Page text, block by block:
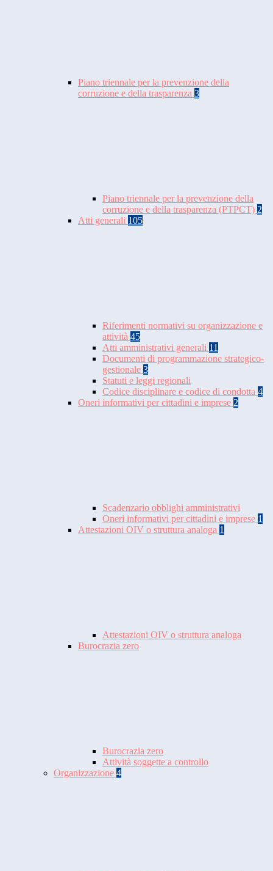
Piano triennale per la prevenzione della
corruzione e della trasparenza 3
Piano triennale per la prevenzione della
corruzione e della trasparenza (PTPCT) 2
Atti generali 105
Riferimenti normativi su organizzazione e
attività 45
Atti amministrativi generali 11
Documenti di programmazione strategico-
gestionale 3
Statuti e leggi regionali
Codice disciplinare e codice di condotta 4
Oneri informativi per cittadini e imprese 2
Scadenzario obblighi amministrativi
Oneri informativi per cittadini e imprese 1
Attestazioni OIV o struttura analoga 1
Attestazioni OIV o struttura analoga
Burocrazia zero
Burocrazia zero
Attività soggette a controllo
Organizzazione 4